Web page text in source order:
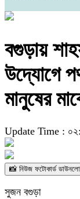
বগুড়ায়
উদ্যোগে
মানুষের
Update Time :
📸 নিউজ ফটোকার্ড
সুজন বগুড়া